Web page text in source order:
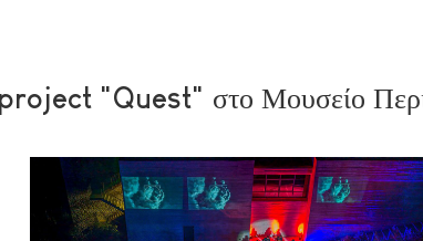
"Quest" στο Μουσείο